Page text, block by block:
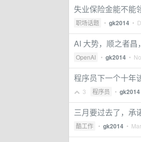
失业保险金能不能
职场话题 • gk2014 •
AI 大势，顺之者昌
OpenAI • gk2014 •
程序员下一个十年
3 程序员 • gk2014
三月要过去了，承
酷工作 • gk2014 •